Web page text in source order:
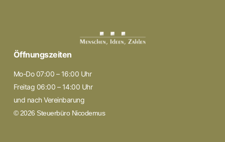
Öffnungszeiten
Mo-Do 07:00 – 16:00 Uhr
Freitag 06:00 – 14:00 Uhr
und nach Vereinbarung
© 2026 Steuerbüro Nicodemus